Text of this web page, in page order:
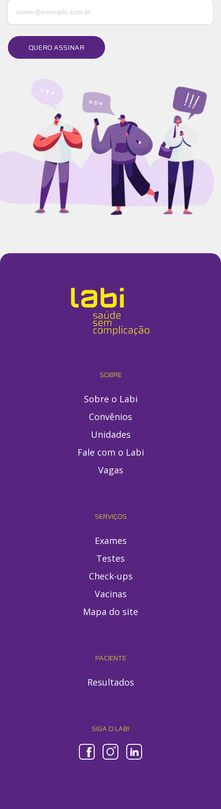
QUERO ASSINAR
SOBRE
Sobre o Labi
Convênios
Unidades
Fale com o Labi
Vagas
SERVIÇOS
Exames
Testes
Check-ups
Vacinas
Mapa do site
PACIENTE
Resultados
SIGA O LABI